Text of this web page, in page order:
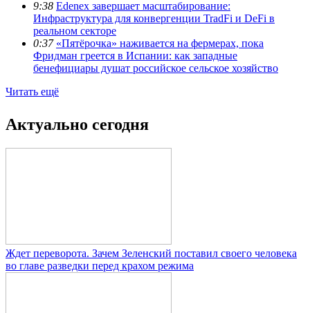
9:38 Edenex завершает масштабирование:
Инфраструктура для конвергенции TradFi и DeFi в
реальном секторе
0:37 «Пятёрочка» наживается на фермерах, пока
Фридман греется в Испании: как западные
бенефициары душат российское сельское хозяйство
Читать ещё
Актуально сегодня
Ждет переворота. Зачем Зеленский поставил своего человека
во главе разведки перед крахом режима